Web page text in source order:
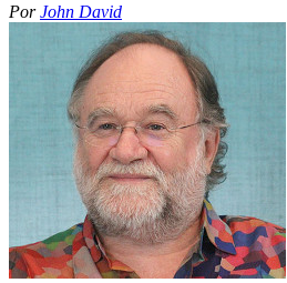
PorJohn David